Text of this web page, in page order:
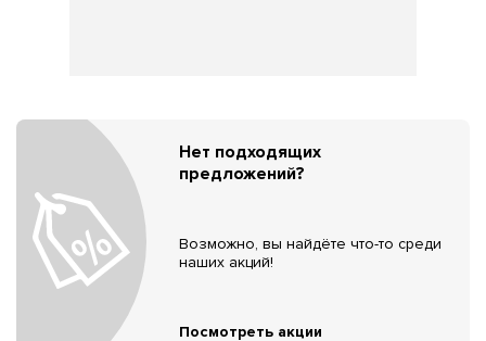
Нет подходящих
предложений?
Возможно, вы найдёте что-то среди
наших акций!
Посмотреть акции